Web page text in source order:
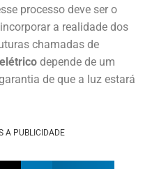
processo deve ser o
a realidade dos
chamadas de
depende de um
de que a luz estará
A PUBLICIDADE